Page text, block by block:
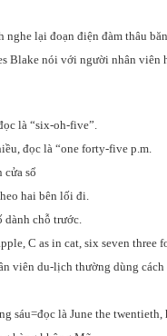
lại đoạn điện đàm thâu
Blake nói với người nhân viên
là “six-oh-five”.
đọc là “one forty-five p.m.
cửa sổ
hai bên lối đi.
dành chỗ trước.
C as in cat, six seven three
viên du-lịch thường dùng cách
sáu=đọc là June the